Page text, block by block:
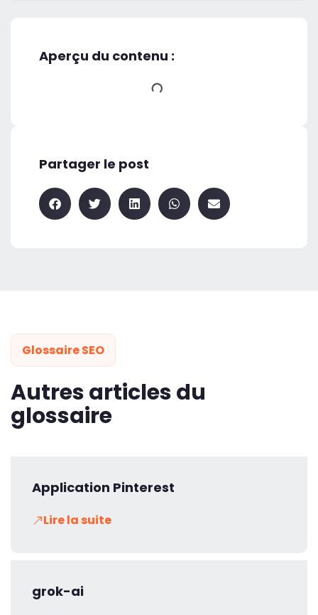
Aperçu du contenu :
Partager le post
Glossaire SEO
Autres articles du
glossaire
Application Pinterest
Lire la suite
grok-ai